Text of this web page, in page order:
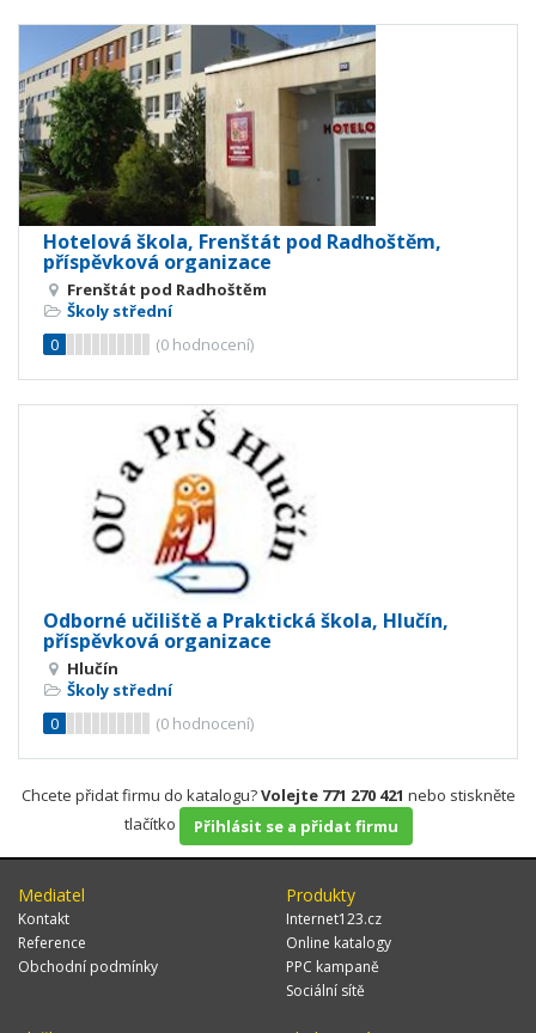
Hotelová škola, Frenštát pod Radhoštěm,
příspěvková organizace
Frenštát pod Radhoštěm
Školy střední
0
(0 hodnocení)
Odborné učiliště a Praktická škola, Hlučín,
příspěvková organizace
Hlučín
Školy střední
0
(0 hodnocení)
Chcete přidat firmu do katalogu?Volejte 771 270 421 nebo stiskněte
tlačítko
Přihlásit se a přidat firmu
Mediatel
Kontakt
Reference
Obchodní podmínky
Produkty
Internet123.cz
Online katalogy
PPC kampaně
Sociální sítě